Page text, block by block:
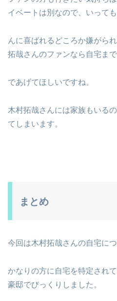
イベートは別なので、いって
んに喜ばれるどころか嫌がら
拓哉さんのファンなら自宅ま
であげてほしいですね。
木村拓哉さんには家族もいる
てしまいます。
まとめ
今回は木村拓哉さんの自宅に
かなりの方に自宅を特定され
豪邸でびっくりしました。